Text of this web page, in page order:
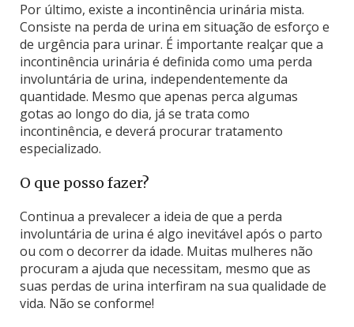
Por último, existe a incontinência urinária mista.
Consiste na perda de urina em situação de esforço e
de urgência para urinar. É importante realçar que a
incontinência urinária é definida como uma perda
involuntária de urina, independentemente da
quantidade. Mesmo que apenas perca algumas
gotas ao longo do dia, já se trata como
incontinência, e deverá procurar tratamento
especializado.
O que posso fazer?
Continua a prevalecer a ideia de que a perda
involuntária de urina é algo inevitável após o parto
ou com o decorrer da idade. Muitas mulheres não
procuram a ajuda que necessitam, mesmo que as
suas perdas de urina interfiram na sua qualidade de
vida. Não se conforme!